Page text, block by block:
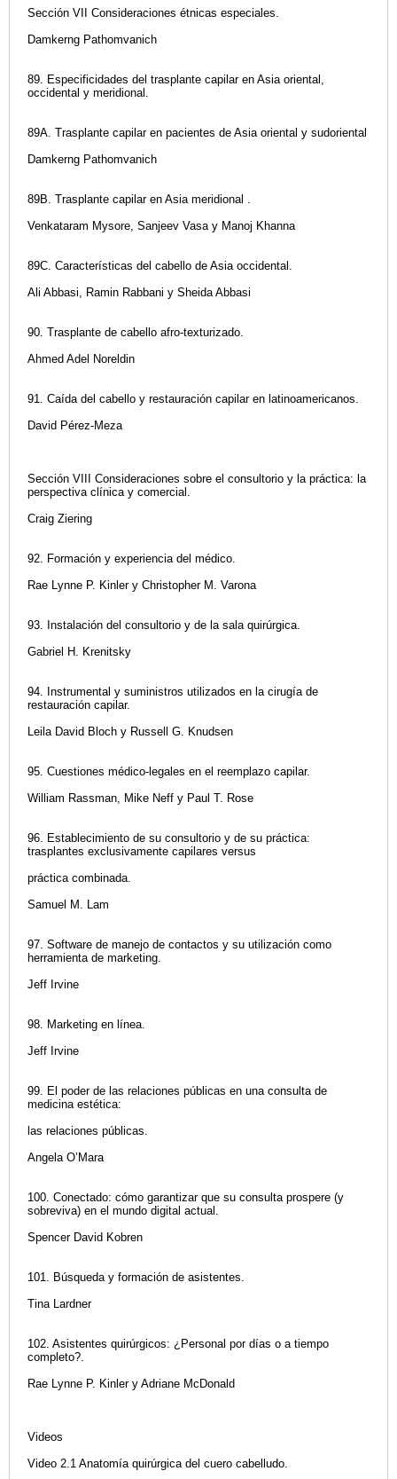
Sección VII Consideraciones étnicas especiales.
Damkerng Pathomvanich
89. Especificidades del trasplante capilar en Asia oriental,
occidental y meridional.
89A. Trasplante capilar en pacientes de Asia oriental y sudoriental
Damkerng Pathomvanich
89B. Trasplante capilar en Asia meridional .
Venkataram Mysore, Sanjeev Vasa y Manoj Khanna
89C. Características del cabello de Asia occidental.
Ali Abbasi, Ramin Rabbani y Sheida Abbasi
90. Trasplante de cabello afro-texturizado.
Ahmed Adel Noreldin
91. Caída del cabello y restauración capilar en latinoamericanos.
David Pérez-Meza
Sección VIII Consideraciones sobre el consultorio y la práctica: la
perspectiva clínica y comercial.
Craig Ziering
92. Formación y experiencia del médico.
Rae Lynne P. Kinler y Christopher M. Varona
93. Instalación del consultorio y de la sala quirúrgica.
Gabriel H. Krenitsky
94. Instrumental y suministros utilizados en la cirugía de
restauración capilar.
Leila David Bloch y Russell G. Knudsen
95. Cuestiones médico-legales en el reemplazo capilar.
William Rassman, Mike Neff y Paul T. Rose
96. Establecimiento de su consultorio y de su práctica:
trasplantes exclusivamente capilares versus
práctica combinada.
Samuel M. Lam
97. Software de manejo de contactos y su utilización como
herramienta de marketing.
Jeff Irvine
98. Marketing en línea.
Jeff Irvine
99. El poder de las relaciones públicas en una consulta de
medicina estética:
las relaciones públicas.
Angela O’Mara
100. Conectado: cómo garantizar que su consulta prospere (y
sobreviva) en el mundo digital actual.
Spencer David Kobren
101. Búsqueda y formación de asistentes.
Tina Lardner
102. Asistentes quirúrgicos: ¿Personal por días o a tiempo
completo?.
Rae Lynne P. Kinler y Adriane McDonald
Videos
Video 2.1 Anatomía quirúrgica del cuero cabelludo.